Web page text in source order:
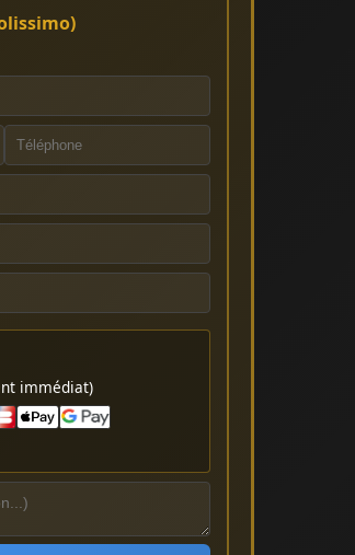
immédiat)